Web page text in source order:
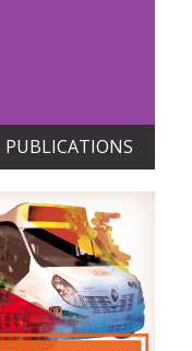
PUBLICATIONS